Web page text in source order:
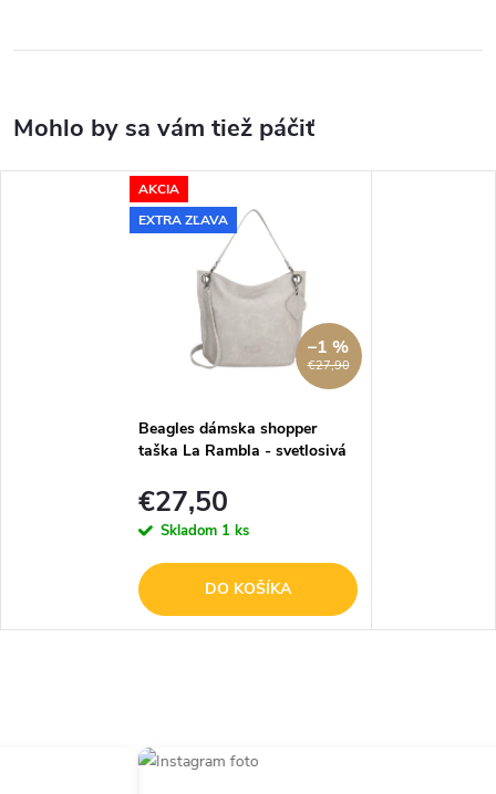
AKCIA
EXTRA ZĽAVA
€27,90
–1 %
Beagles dámska shopper
taška La Rambla - svetlosivá
€27,50
Skladom 1 ks
DO KOŠÍKA